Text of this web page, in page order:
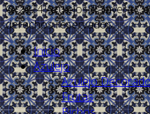
© 2024 Azulejos Talavera
derechos reservados.
Inicio
Azulejo
Azulejo
Frutas